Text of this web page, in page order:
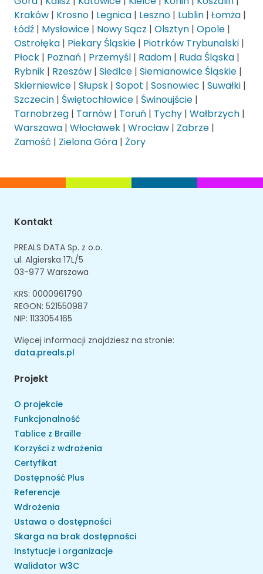
Kraków | Krosno | Legnica | Leszno | Lublin | Łomża |
Łódź | Mysłowice | Nowy Sącz | Olsztyn | Opole |
Ostrołęka | Piekary Śląskie | Piotrków Trybunalski |
Płock | Poznań | Przemyśl | Radom | Ruda Śląska |
Rybnik | Rzeszów | Siedlce | Siemianowice Śląskie |
Skierniewice | Słupsk | Sopot | Sosnowiec | Suwałki |
Szczecin | Świętochłowice | Świnoujście |
Tarnobrzeg | Tarnów | Toruń | Tychy | Wałbrzych |
Warszawa | Włocławek | Wrocław | Zabrze |
Zamość | Zielona Góra | Żory
Kontakt
PREALS DATA Sp. z o.o.
ul. Algierska 17L/5
03-977 Warszawa
KRS: 0000961790
REGON: 521550987
NIP: 1133054165
Więcej informacji znajdziesz na stronie:
data.preals.pl
Projekt
O projekcie
Funkcjonalność
Tablice z Braille
Korzyści z wdrożenia
Certyfikat
Dostępność Plus
Referencje
Wdrożenia
Ustawa o dostępności
Skarga na brak dostępności
Instytucje i organizacje
Walidator W3C